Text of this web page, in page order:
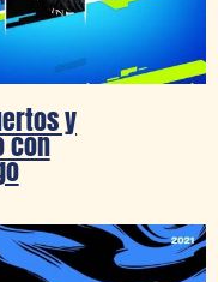
y
con